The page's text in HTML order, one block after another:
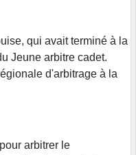
qui avait terminé à la
Jeune arbitre cadet.
d'arbitrage à la
arbitrer le